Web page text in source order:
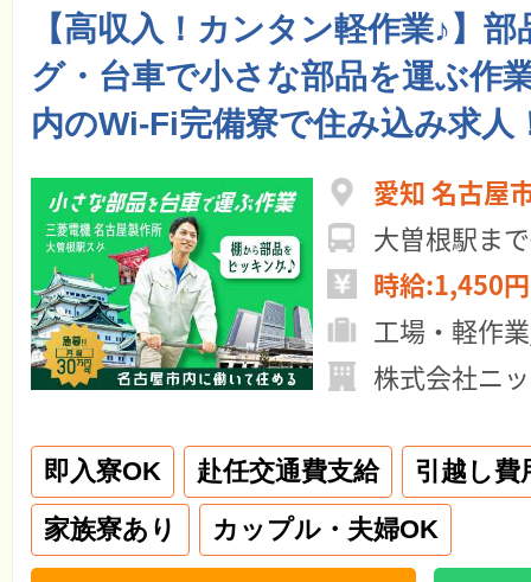
【高収入！カンタン軽作業♪】
グ・台車で小さな部品を運ぶ作
内のWi-Fi完備寮で住み込み求人
愛知 名古屋
大曽根駅ま
時給:1,450
工場・軽作
株式会社ニ
即入寮OK 赴任交通費支給
引越し費
家族寮あり
カップル・夫婦OK